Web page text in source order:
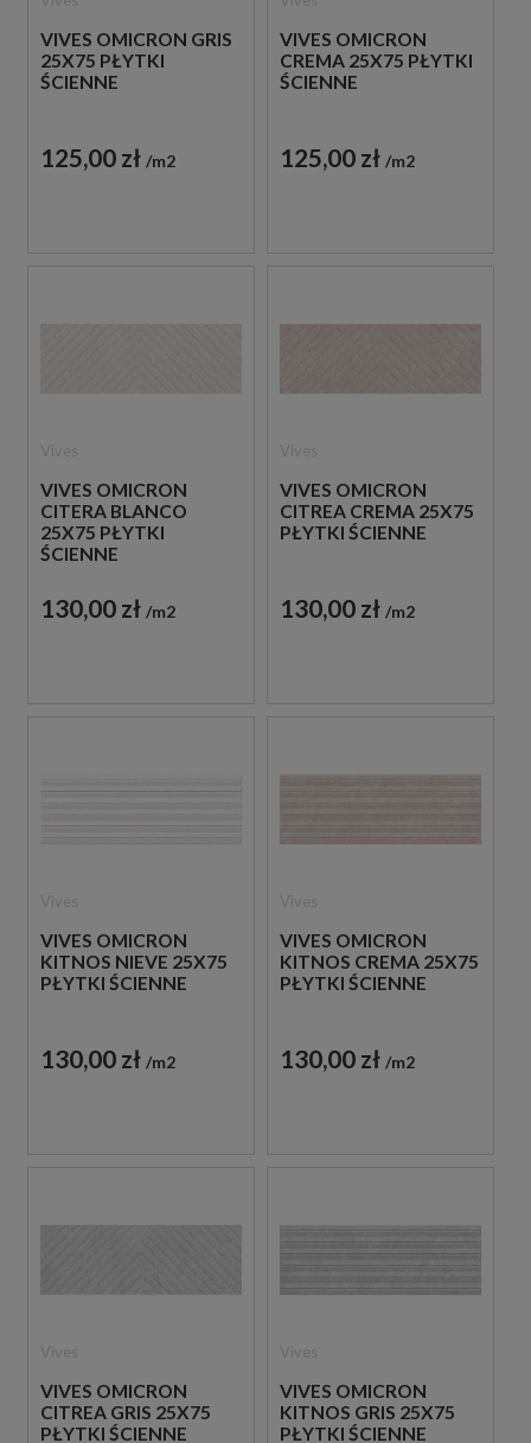
VIVES OMICRON GRIS
25X75 PŁYTKI
ŚCIENNE
125,00 zł m2
VIVES OMICRON
CREMA 25X75 PŁYTKI
ŚCIENNE
125,00 zł m2
VIVES OMICRON
CITERA BLANCO
25X75 PŁYTKI
ŚCIENNE
130,00 zł m2
VIVES OMICRON
CITREA CREMA 25X75
PŁYTKI ŚCIENNE
130,00 zł m2
VIVES OMICRON
KITNOS NIEVE 25X75
PŁYTKI ŚCIENNE
130,00 zł m2
VIVES OMICRON
KITNOS CREMA 25X75
PŁYTKI ŚCIENNE
130,00 zł m2
VIVES OMICRON
CITREA GRIS 25X75
PŁYTKI ŚCIENNE
VIVES OMICRON
KITNOS GRIS 25X75
PŁYTKI ŚCIENNE